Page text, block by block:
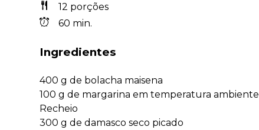
12 porções
60 min.
Ingredientes
400 g de bolacha maisena
100 g de margarina em temperatura ambiente
Recheio
300 g de damasco seco picado